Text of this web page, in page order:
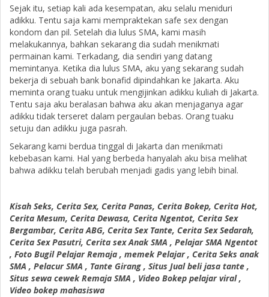
Sejak itu, setiap kali ada kesempatan, aku selalu meniduri
adikku. Tentu saja kami mempraktekan safe sex dengan
kondom dan pil. Setelah dia lulus SMA, kami masih
melakukannya, bahkan sekarang dia sudah menikmati
permainan kami. Terkadang, dia sendiri yang datang
memintanya. Ketika dia lulus SMA, aku yang sekarang sudah
bekerja di sebuah bank bonafid dipindahkan ke Jakarta. Aku
meminta orang tuaku untuk mengijinkan adikku kuliah di Jakarta.
Tentu saja aku beralasan bahwa aku akan menjaganya agar
adikku tidak terseret dalam pergaulan bebas. Orang tuaku
setuju dan adikku juga pasrah.
Sekarang kami berdua tinggal di Jakarta dan menikmati
kebebasan kami. Hal yang berbeda hanyalah aku bisa melihat
bahwa adikku telah berubah menjadi gadis yang lebih binal.
Kisah Seks, Cerita Sex, Cerita Panas, Cerita Bokep, Cerita Hot,
Cerita Mesum, Cerita Dewasa, Cerita Ngentot, Cerita Sex
Bergambar, Cerita ABG, Cerita Sex Tante, Cerita Sex Sedarah,
Cerita Sex Pasutri, Cerita sex Anak SMA , Pelajar SMA Ngentot
, Foto Bugil Pelajar Remaja , memek Pelajar , Cerita Seks anak
SMA , Pelacur SMA , Tante Girang , Situs Jual beli jasa tante ,
Situs sewa cewek Remaja SMA , Video Bokep pelajar viral ,
Video bokep mahasiswa